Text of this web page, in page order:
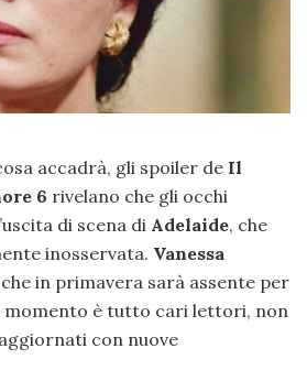
accadrà, gli spoiler de Il
6 rivelano che gli occhi
di scena di Adelaide, che
inosservata. Vanessa
in primavera sarà assente per
momento è tutto cari lettori, non
con nuove